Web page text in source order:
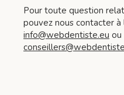
Pour toute question
pouvez nous contacter à
info@webdentiste.eu ou